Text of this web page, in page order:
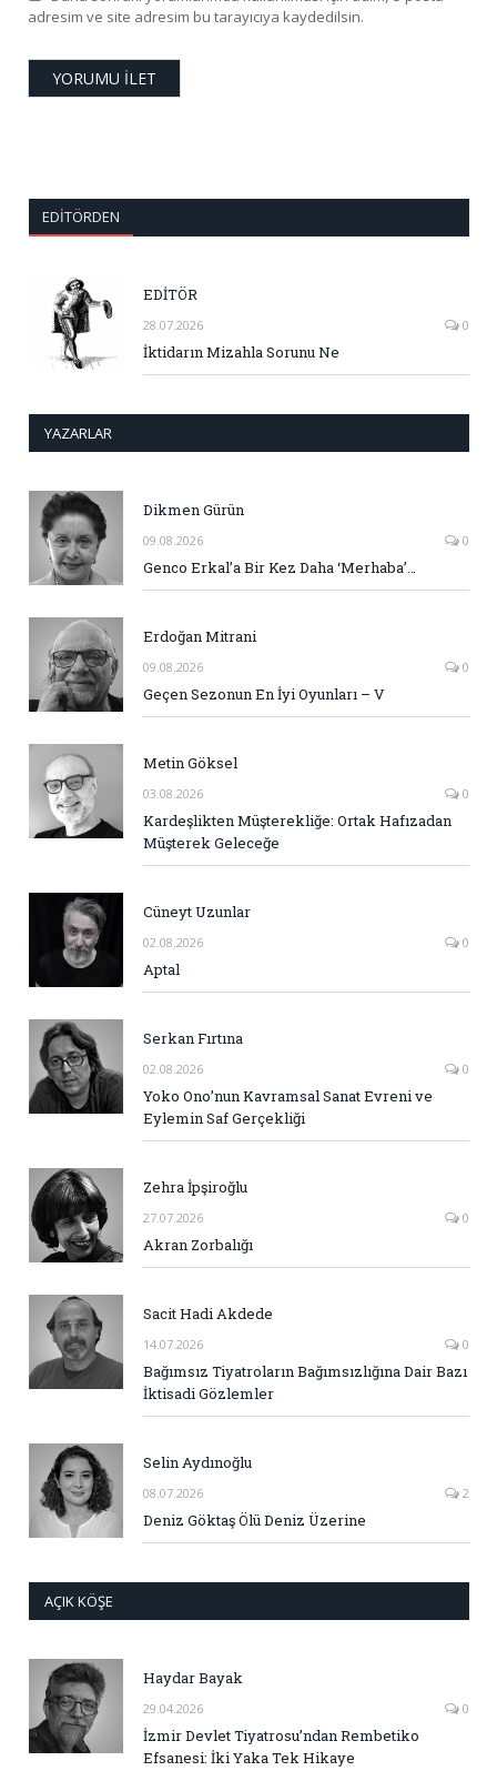
adresim ve site adresim bu tarayıcıya kaydedilsin.
EDITÖRDEN
EDİTÖR
28.07.2026 0
İktidarın Mizahla Sorunu Ne
YAZARLAR
Dikmen Gürün
09.08.2026 0
Genco Erkal’a Bir Kez Daha ‘Merhaba’…
Erdoğan Mitrani
09.08.2026 0
Geçen Sezonun En İyi Oyunları – V
Metin Göksel
03.08.2026 0
Kardeşlikten Müşterekliğe: Ortak Hafızadan
Müşterek Geleceğe
Cüneyt Uzunlar
02.08.2026 0
Aptal
Serkan Fırtına
02.08.2026 0
Yoko Ono’nun Kavramsal Sanat Evreni ve
Eylemin Saf Gerçekliği
Zehra İpşiroğlu
27.07.2026 0
Akran Zorbalığı
Sacit Hadi Akdede
14.07.2026 0
Bağımsız Tiyatroların Bağımsızlığına Dair Bazı
İktisadi Gözlemler
Selin Aydınoğlu
08.07.2026 2
Deniz Göktaş Ölü Deniz Üzerine
AÇIK KÖŞE
Haydar Bayak
29.04.2026 0
İzmir Devlet Tiyatrosu’ndan Rembetiko
Efsanesi: İki Yaka Tek Hikaye